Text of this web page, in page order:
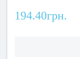
194.40грн.